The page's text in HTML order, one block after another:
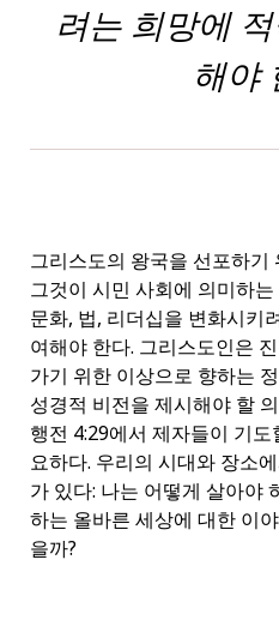
려는 희망에
해야
그리스도의 왕국을 선포하
그것이 시민 사회에 의미하
문화, 법, 리더십을 변화시키
여해야 한다. 그리스도인은
가기 위한 이상으로 향하는
성경적 비전을 제시해야 할
행전 4:29에서 제자들이 기
요하다. 우리의 시대와 장소
가 있다: 나는 어떻게 살아야
하는 올바른 세상에 대한 이
을까?